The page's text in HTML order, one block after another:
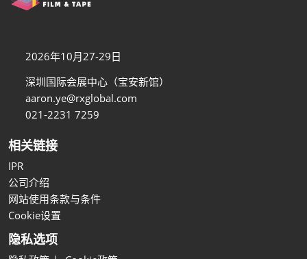
2026年10月27-29日
深圳国际会展中心（宝安新馆）
aaron.ye@rxglobal.com
021-2231 7259
相关链接
IPR
公司介绍
网站使用条款与条件
Cookie设置
隐私选项